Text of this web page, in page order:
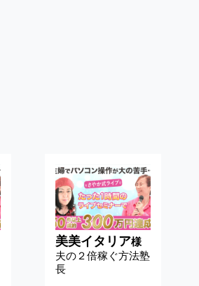
美美イタリア様
夫の２倍稼ぐ方法塾
長